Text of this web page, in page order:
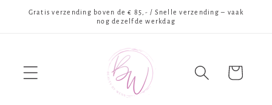
naar de
Gratis verzending boven de € 85,- / Snelle verzending – vaak
nog dezelfde werkdag
Winkelwagen